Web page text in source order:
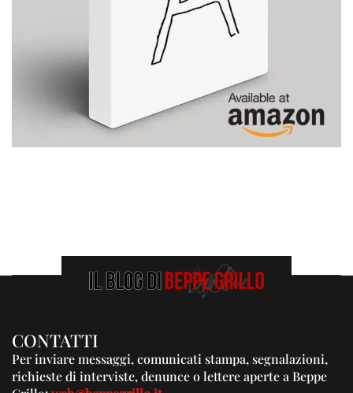
CONTATTI
Per inviare messaggi, comunicati stampa, segnalazioni,
richieste di interviste, denunce o lettere aperte a Beppe